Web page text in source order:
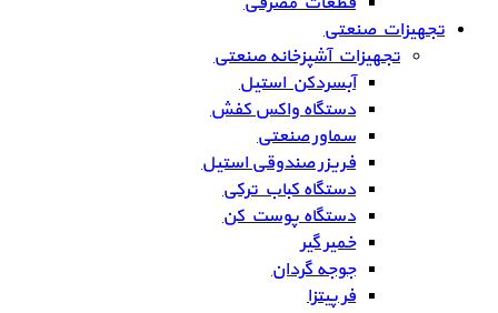
تجهیزات صنعتی
تجهیزات آشپزخانه صنعتی
آبسردکن استیل
دستگاه واکس کفش
سماور صنعتی
فریزر صندوقی استیل
دستگاه کباب ترکی
دستگاه پوست کن
خمیر گیر
جوجه گردان
فر پیتزا